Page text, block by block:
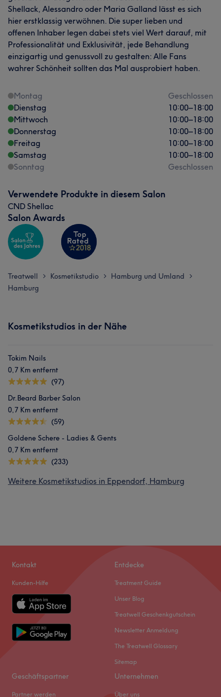
Shellack, Alessandro oder Maria Galland lässt es sich
hier erstklassig verwöhnen. Die super lieben und
offenen Inhaber legen dabei stets viel Wert darauf, mit
Professionalität und Exklusivität, jede Behandlung
einzigartig und genussvoll zu gestalten: Alle Fans
wahrer Schönheit sollten das Mal ausprobiert haben.
Montag
Geschlossen
Dienstag
10:00–18:00
Mittwoch
10:00–18:00
Donnerstag
10:00–18:00
Freitag
10:00–18:00
Samstag
10:00–18:00
Sonntag
Geschlossen
Verwendete Produkte in diesem Salon
CND Shellac
Salon Awards
Treatwell > Kosmetikstudio > Hamburg und Umland >
Hamburg
Kosmetikstudios in der Nähe
Tokim Nails
0,7 Km entfernt
(97)
Dr.Beard Barber Salon
0,7 Km entfernt
(59)
Goldene Schere - Ladies & Gents
0,7 Km entfernt
(233)
Weitere Kosmetikstudios in Eppendorf, Hamburg
Kontakt
Kunden-Hilfe
Entdecke
Treatment Guide
Unser Blog
Treatwell Geschenkgutschein
Newsletter Anmeldung
The Treatwell Glossary
Sitemap
Geschäftspartner
Partner werden
Unternehmen
Über uns